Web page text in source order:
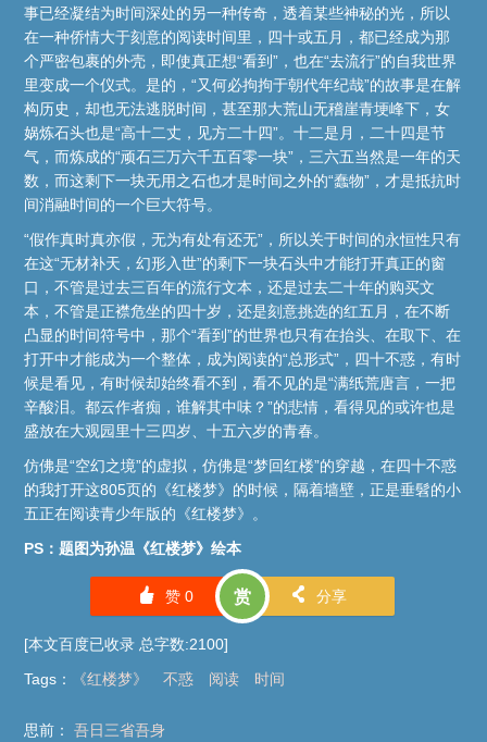
事已经凝结为时间深处的另一种传奇，透着某些神秘的光，所以
在一种侨情大于刻意的阅读时间里，四十或五月，都已经成为那
个严密包裹的外壳，即使真正想“看到”，也在“去流行”的自我世界
里变成一个仪式。是的，“又何必拘拘于朝代年纪哉”的故事是在解
构历史，却也无法逃脱时间，甚至那大荒山无稽崖青埂峰下，女
娲炼石头也是“高十二丈，见方二十四”。十二是月，二十四是节
气，而炼成的“顽石三万六千五百零一块”，三六五当然是一年的天
数，而这剩下一块无用之石也才是时间之外的“蠢物”，才是抵抗时
间消融时间的一个巨大符号。
“假作真时真亦假，无为有处有还无”，所以关于时间的永恒性只有
在这“无材补天，幻形入世”的剩下一块石头中才能打开真正的窗
口，不管是过去三百年的流行文本，还是过去二十年的购买文
本，不管是正襟危坐的四十岁，还是刻意挑选的红五月，在不断
凸显的时间符号中，那个“看到”的世界也只有在抬头、在取下、在
打开中才能成为一个整体，成为阅读的“总形式”，四十不惑，有时
候是看见，有时候却始终看不到，看不见的是“满纸荒唐言，一把
辛酸泪。都云作者痴，谁解其中味？”的悲情，看得见的或许也是
盛放在大观园里十三四岁、十五六岁的青春。
仿佛是“空幻之境”的虚拟，仿佛是“梦回红楼”的穿越，在四十不惑
的我打开这805页的《红楼梦》的时候，隔着墙壁，正是垂髫的小
五正在阅读青少年版的《红楼梦》。
PS：题图为孙温《红楼梦》绘本
󰄼 赞 0 赏 󰄯 分享
[本文百度已收录 总字数:2100]
Tags ： 《红楼梦》 不惑 阅读 时间
思前： 吾日三省吾身